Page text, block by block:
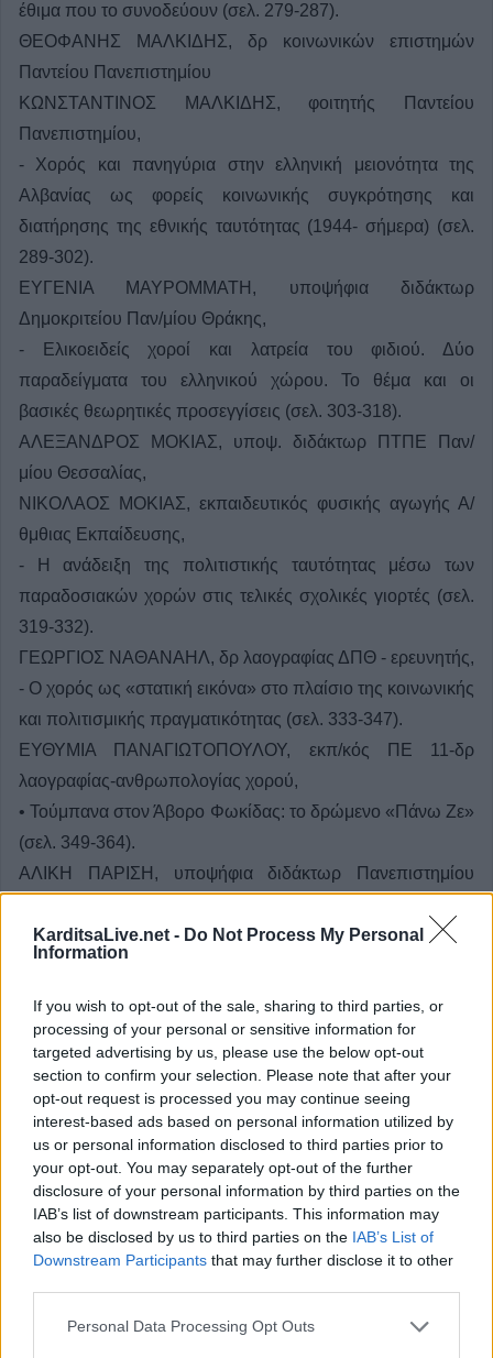
KarditsaLive.net - Do Not Process My Personal
Information
If you wish to opt-out of the sale, sharing to third parties, or
processing of your personal or sensitive information for
targeted advertising by us, please use the below opt-out
section to confirm your selection. Please note that after your
opt-out request is processed you may continue seeing
interest-based ads based on personal information utilized by
us or personal information disclosed to third parties prior to
your opt-out. You may separately opt-out of the further
disclosure of your personal information by third parties on the
IAB’s list of downstream participants. This information may
also be disclosed by us to third parties on the IAB’s List of
Downstream Participants that may further disclose it to other
Personal Data Processing Opt Outs
έθιμα που το συνοδεύουν (σελ. 279-287).
ΘΕΟΦΑΝΗΣ ΜΑΛΚΙΔΗΣ, δρ κοινωνικών επιστημών
Παντείου Πανεπιστημίου
ΚΩΝΣΤΑΝΤΙΝΟΣ ΜΑΛΚΙΔΗΣ, φοιτητής Παντείου
Πανεπιστημίου,
- Χορός και πανηγύρια στην ελληνική μειονότητα της
Αλβανίας ως φορείς κοινωνικής συγκρότησης και
διατήρησης της εθνικής ταυτότητας (1944- σήμερα) (σελ.
289-302).
ΕΥΓΕΝΙΑ ΜΑΥΡΟΜΜΑΤΗ, υποψήφια διδάκτωρ
Δημοκριτείου Παν/μίου Θράκης,
- Ελικοειδείς χοροί και λατρεία του φιδιού. Δύο
παραδείγματα του ελληνικού χώρου. Το θέμα και οι
βασικές θεωρητικές προσεγγίσεις (σελ. 303-318).
ΑΛΕΞΑΝΔΡΟΣ ΜΟΚΙΑΣ, υποψ. διδάκτωρ ΠΤΠΕ Παν/
μίου Θεσσαλίας,
ΝΙΚΟΛΑΟΣ ΜΟΚΙΑΣ, εκπαιδευτικός φυσικής αγωγής Α/
θμθιας Εκπαίδευσης,
- Η ανάδειξη της πολιτιστικής ταυτότητας μέσω των
παραδοσιακών χορών στις τελικές σχολικές γιορτές (σελ.
319-332).
ΓΕΩΡΓΙΟΣ ΝΑΘΑΝΑΗΛ, δρ λαογραφίας ΔΠΘ - ερευνητής,
- Ο χορός ως «στατική εικόνα» στο πλαίσιο της κοινωνικής
και πολιτισμικής πραγματικότητας (σελ. 333-347).
ΕΥΘΥΜΙΑ ΠΑΝΑΓΙΩΤΟΠΟΥΛΟΥ, εκπ/κός ΠΕ 11-δρ
λαογραφίας-ανθρωπολογίας χορού,
• Τούμπανα στον Άβορο Φωκίδας: το δρώμενο «Πάνω Ζε»
(σελ. 349-364).
ΑΛΙΚΗ ΠΑΡΙΣΗ, υποψήφια διδάκτωρ Πανεπιστημίου
- Το Φεστιβάλ Φολκλόρ Λευκάδας στο πλαίσιο της
της Άυλης Πολιτιστικής Κληρονομιάς (σελ. 365-380).
ΘΕΟΔΩΡΟΣ ΠΙΛΑΛΙΔΗΣ, συνταξιουχος υπαλληλος
Δ.Ε.Η.,
- Τελετουργικοί χοροί της Ποντιακής Κοινότητας (σελ. 381-
387).
ΑΙΚΑΤΕΡΙΝΗ ΠΟΛΥΜΕΡΟΥ-ΚΑΜΗΛΑΚΗ, τ. δ/ντρια -
ομότ. ερευνήτρια ΚΕΕΛ
Ακαδημίας Αθηνών,
• Ο χορός στην Ορθοδοξία (σελ. 389-412).
ΑΘΗΝΑ ΣΙΔΕΡΗ, εκπ/κός φυσικής αγωγής - MSc
λογίες της Εκπαίδευσης - MSc Φυσική Δραστηριότητα και